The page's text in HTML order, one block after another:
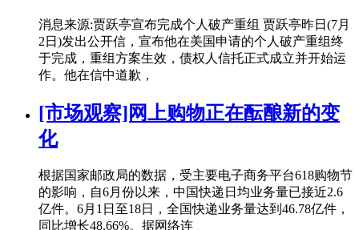
消息来源:贾跃亭宣布完成个人破产重组 贾跃亭昨日(7月
2日)发出公开信，宣布他在美国申请的个人破产重组终
于完成，重组方案生效，债权人信托正式成立并开始运
作。他在信中道歉，
[市场观察]网上购物正在酝酿新的变
化
根据国家邮政局的数据，受主要电子商务平台618购物节
的影响，自6月份以来，中国快递日均业务量已接近2.6
亿件。6月1日至18日，全国快递业务量达到46.78亿件，
同比增长48.66%。据网络连